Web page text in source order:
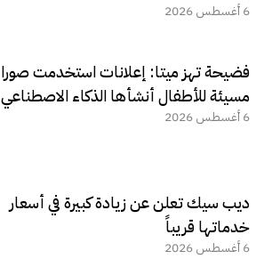
6 أغسطس 2026
فضيحة تهز ميتا: إعلانات استخدمت صورا
مسيئة للأطفال أنشأها الذكاء الاصطناعي
6 أغسطس 2026
ديب سيك تعلن عن زيادة كبيرة في أسعار
خدماتها قريباً
6 أغسطس 2026